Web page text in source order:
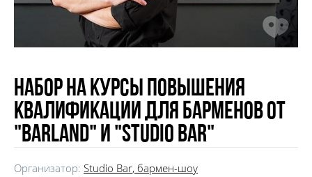
Набор на курсы повышения
квалификации для барменов от
"Barland" и "Studio Bar"
Организатор: Studio Bar, бармен-шоу